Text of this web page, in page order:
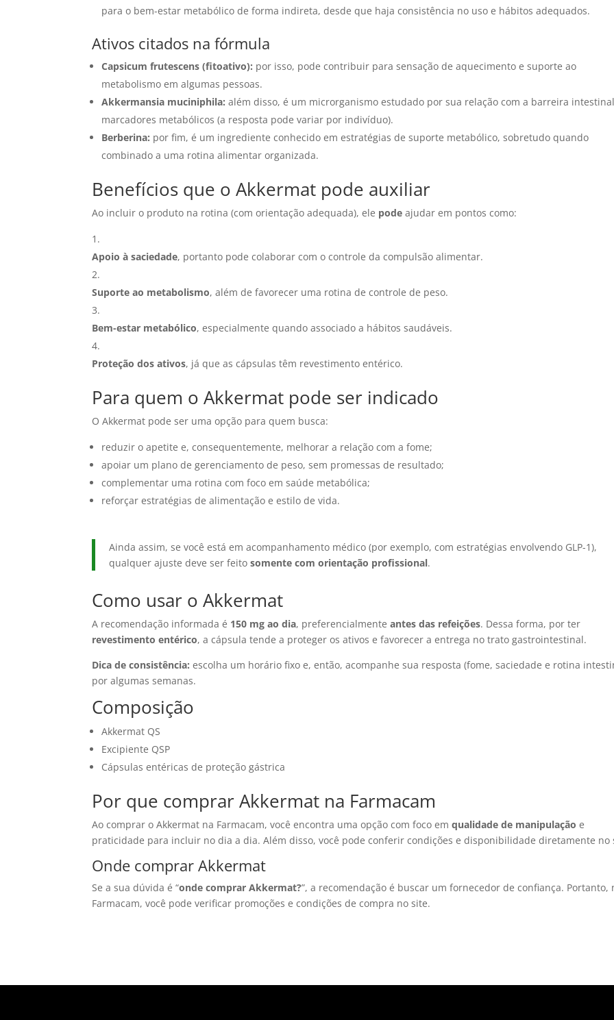
para o bem-estar metabólico de forma indireta, desde que haja consistência no uso e hábitos adequados.
Ativos citados na fórmula
Capsicum frutescens (fitoativo): por isso, pode contribuir para sensação de aquecimento e suporte ao
metabolismo em algumas pessoas.
Akkermansia muciniphila: além disso, é um microrganismo estudado por sua relação com a barreira
marcadores metabólicos (a resposta pode variar por indivíduo).
Berberina: por fim, é um ingrediente conhecido em estratégias de suporte metabólico, sobretudo quando
combinado a uma rotina alimentar organizada.
Benefícios que o Akkermat pode auxiliar
Ao incluir o produto na rotina (com orientação adequada), ele pode ajudar em pontos como:
Apoio à saciedade, portanto pode colaborar com o controle da compulsão alimentar.
Suporte ao metabolismo, além de favorecer uma rotina de controle de peso.
Bem-estar metabólico, especialmente quando associado a hábitos saudáveis.
Proteção dos ativos, já que as cápsulas têm revestimento entérico.
Para quem o Akkermat pode ser indicado
O Akkermat pode ser uma opção para quem busca:
reduzir o apetite e, consequentemente, melhorar a relação com a fome;
apoiar um plano de gerenciamento de peso, sem promessas de resultado;
complementar uma rotina com foco em saúde metabólica;
reforçar estratégias de alimentação e estilo de vida.
Ainda assim, se você está em acompanhamento médico (por exemplo, com estratégias envolvendo GLP-1),
qualquer ajuste deve ser feitosomente com orientação profissional.
Como usar o Akkermat
A recomendação informada é 150 mg ao dia, preferencialmenteantes das refeições. Dessa forma, por ter
revestimento entérico, a cápsula tende a proteger os ativos e favorecer a entrega no trato gastrointestinal.
Dica de consistência: escolha um horário fixo e, então, acompanhe sua resposta (fome, saciedade e rotina
por algumas semanas.
Composição
Akkermat QS
Excipiente QSP
Cápsulas entéricas de proteção gástrica
Por que comprar Akkermat na Farmacam
Ao comprar o Akkermat na Farmacam, você encontra uma opção com foco emqualidade de manipulação e
praticidade para incluir no dia a dia. Além disso, você pode conferir condições e disponibilidade diretamente no
Onde comprar Akkermat
Se a sua dúvida é “onde comprar Akkermat?”, a recomendação é buscar um fornecedor de confiança. Portanto,
Farmacam, você pode verificar promoções e condições de compra no site.